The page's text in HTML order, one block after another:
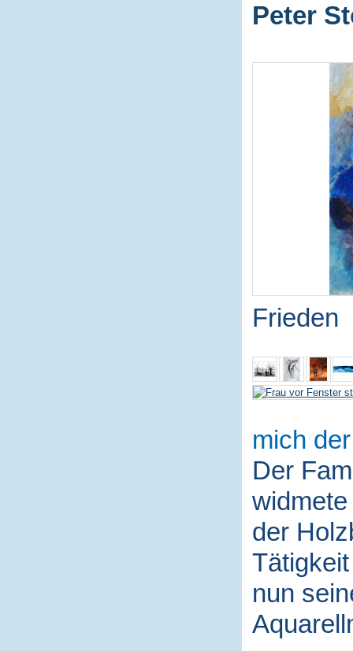
Peter
Frieden
mich
Der
der
nun